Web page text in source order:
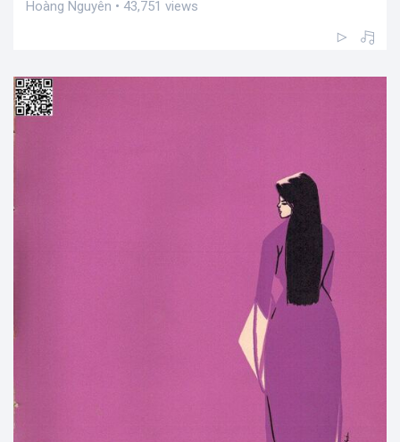
Hoàng Nguyên • 43,751 views